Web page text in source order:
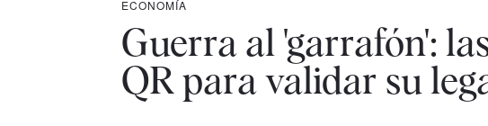
ECONOMÍA
Guerra al 'garrafón':
QR para validar su